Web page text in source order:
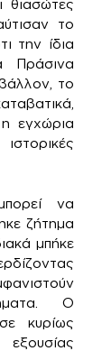
θιασώτες
το
την ίδια
Πράσινα
το
εγχώρια
να
ζήτημα
μπήκε
Ο
κυρίως